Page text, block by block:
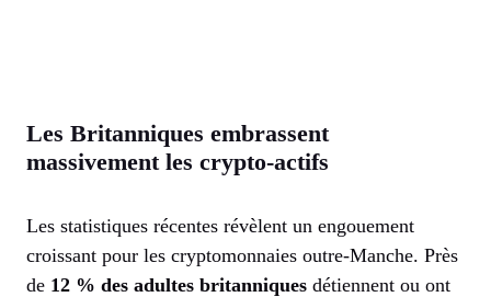
Les Britanniques embrassent
massivement les crypto-actifs
Les statistiques récentes révèlent un engouement
croissant pour les cryptomonnaies outre-Manche. Près
de 12 % des adultes britanniques détiennent ou ont